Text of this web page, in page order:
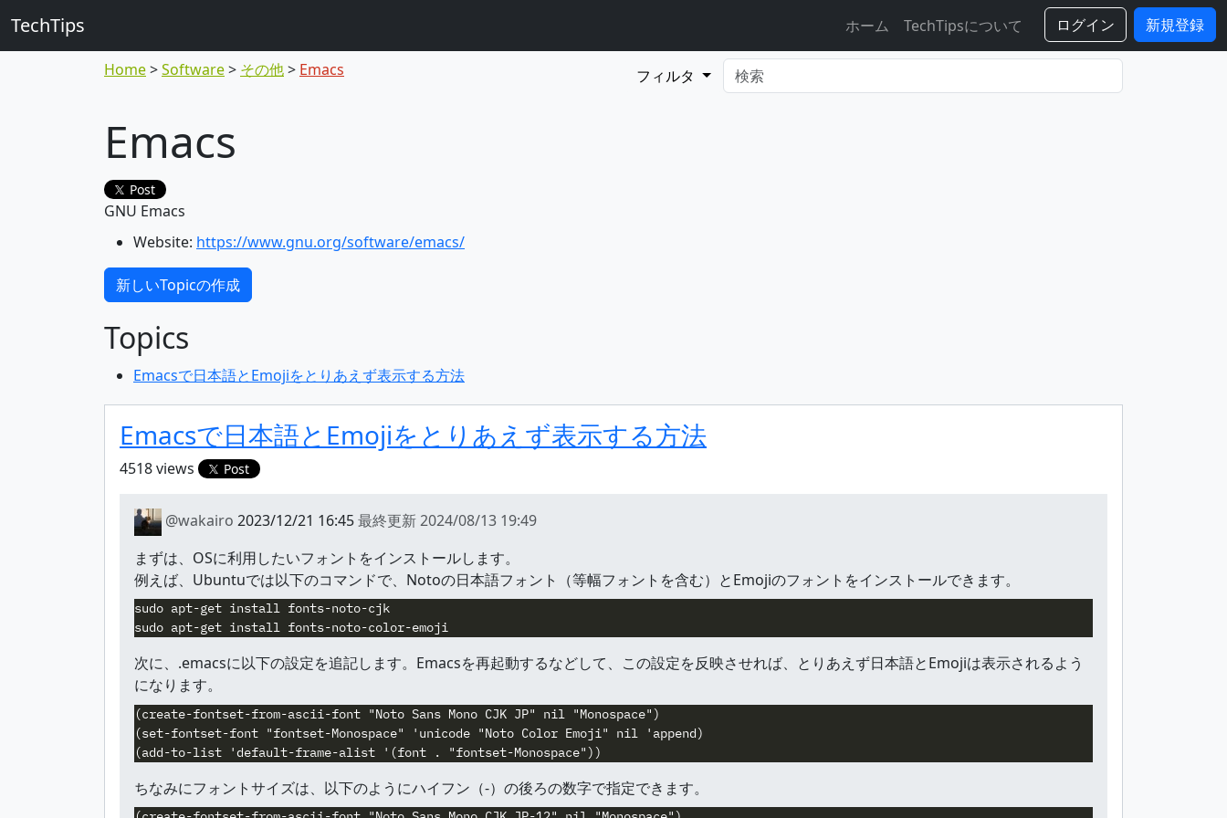
TechTips ホーム TechTipsについて ログイン 新規登録
Home Software その他 Emacs フィルタ
Emacs
Post
GNU Emacs
Website: https://www.gnu.org/software/emacs/
新しいTopicの作成
Topics
Emacsで日本語とEmojiをとりあえず表示する方法
Emacsで日本語とEmojiをとりあえず表示する方法
4518 views Post
@wakairo 2023/12/21 16:45最終更新2024/08/13 19:49
まずは、OSに利用したいフォントをインストールします。
例えば、Ubuntuでは以下のコマンドで、Notoの日本語フォント（等幅フォントを含む）とEmojiのフォントをインストールできます。
sudo apt-get install fonts-noto-cjk
次に、.emacsに以下の設定を追記します。Emacsを再起動するなどして、この設定を反映させれば、とりあえず日本語とEmojiは表示されるよう
になります。
(create-fontset-from-ascii-font "Noto Sans Mono CJK JP" nil "Monospace")
(set-fontset-font "fontset-Monospace" 'unicode "Noto Color Emoji" nil 'append)
ちなみにフォントサイズは、以下のようにハイフン（-）の後ろの数字で指定できます。